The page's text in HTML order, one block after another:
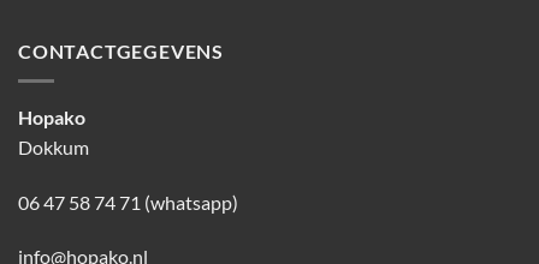
CONTACTGEGEVENS
Hopako
Dokkum
06 47 58 74 71 (whatsapp)
info@hopako.nl